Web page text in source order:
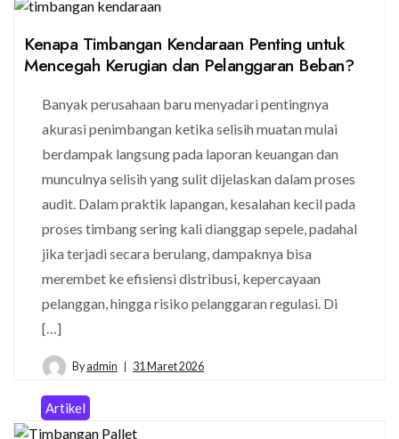
Kenapa Timbangan Kendaraan Penting untuk
Mencegah Kerugian dan Pelanggaran Beban?
Banyak perusahaan baru menyadari pentingnya
akurasi penimbangan ketika selisih muatan mulai
berdampak langsung pada laporan keuangan dan
munculnya selisih yang sulit dijelaskan dalam proses
audit. Dalam praktik lapangan, kesalahan kecil pada
proses timbang sering kali dianggap sepele, padahal
jika terjadi secara berulang, dampaknya bisa
merembet ke efisiensi distribusi, kepercayaan
pelanggan, hingga risiko pelanggaran regulasi. Di
[…]
By admin 31 Maret 2026
Artikel